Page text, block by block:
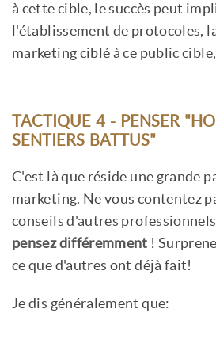
à cette cible, le succès peut
l'établissement de protocoles,
marketing ciblé à ce public
TACTIQUE 4 - PENSER
SENTIERS BATTUS"
C'est là que réside une grande
marketing. Ne vous contentez
conseils d'autres
pensez différemment !
ce que d'autres ont déjà fait!
Je dis généralement que: